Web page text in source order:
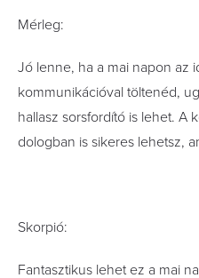
Mérleg:
Jó lenne, ha a mai napon az
kommunikációval töltenéd,
hallasz sorsfordító is lehet. A
dologban is sikeres lehetsz,
Skorpió:
Fantasztikus lehet ez a mai